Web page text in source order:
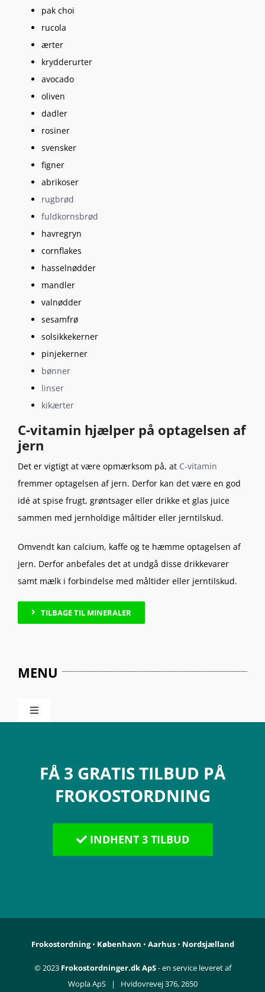
pak choi
rucola
ærter
krydderurter
avocado
oliven
dadler
rosiner
svensker
figner
abrikoser
rugbrød
fuldkornsbrød
havregryn
cornflakes
hasselnødder
mandler
valnødder
sesamfrø
solsikkekerner
pinjekerner
bønner
linser
kikærter
C-vitamin hjælper på optagelsen af
jern
Det er vigtigt at være opmærksom på, at C-vitamin
fremmer optagelsen af jern. Derfor kan det være en god
idé at spise frugt, grøntsager eller drikke et glas juice
sammen med jernholdige måltider eller jerntilskud.
Omvendt kan calcium, kaffe og te hæmme optagelsen af
jern. Derfor anbefales det at undgå disse drikkevarer
samt mælk i forbindelse med måltider eller jerntilskud.
TILBAGE TIL MINERALER
MENU
Toggle
Mad & Sundhed
Fødevareallergi
FÅ 3 GRATIS TILBUD PÅ
FROKOSTORDNING
INDHENT 3 TILBUD
Frokostordning• København • Aarhus• Nordsjælland
© 2023 Frokostordninger.dk ApS- en service leveret af
Wopla ApS | Hvidovrevej 376, 2650